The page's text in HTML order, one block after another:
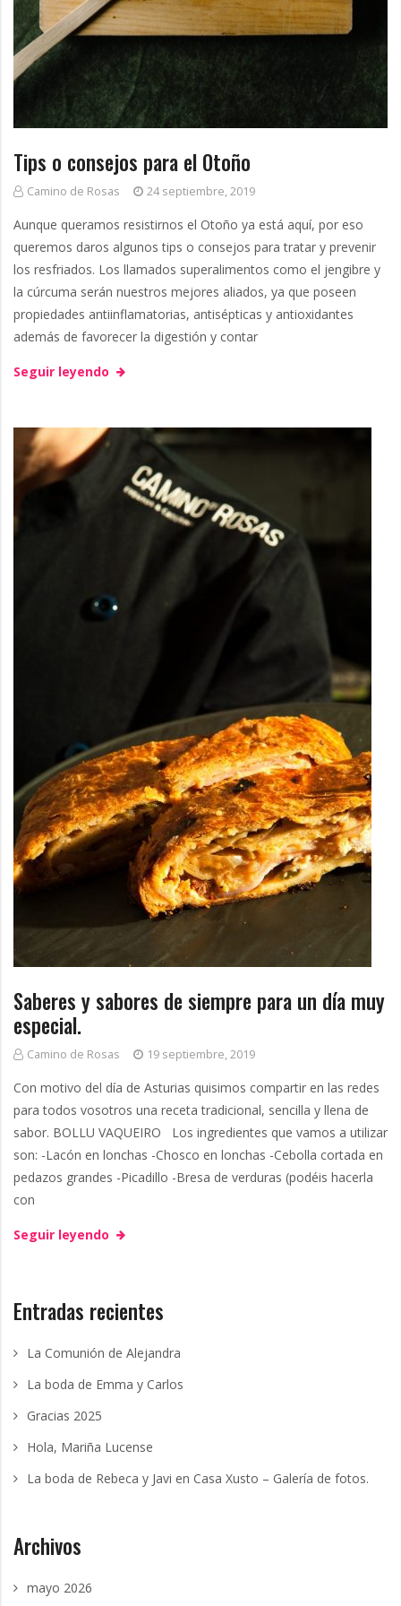
g
m
b
eTips o consejos para el Otoño
Camino de Rosas 24 septiembre, 2019
Aunque queramos resistirnos el Otoño ya está aquí, por eso
queremos daros algunos tips o consejos para tratar y prevenir
los resfriados. Los llamados superalimentos como el jengibre y
la cúrcuma serán nuestros mejores aliados, ya que poseen
propiedades antiinflamatorias, antisépticas y antioxidantes
además de favorecer la digestión y contar
Seguir leyendo
Saberes y sabores de siempre para un día muy
especial.
Camino de Rosas 19 septiembre, 2019
Con motivo del día de Asturias quisimos compartir en las redes
para todos vosotros una receta tradicional, sencilla y llena de
sabor. BOLLU VAQUEIRO Los ingredientes que vamos a utilizar
son: -Lacón en lonchas -Chosco en lonchas -Cebolla cortada en
pedazos grandes -Picadillo -Bresa de verduras (podéis hacerla
con
Seguir leyendo
Entradas recientes
La Comunión de Alejandra
La boda de Emma y Carlos
Gracias 2025
Hola, Mariña Lucense
La boda de Rebeca y Javi en Casa Xusto – Galería de fotos.
Archivos
mayo 2026